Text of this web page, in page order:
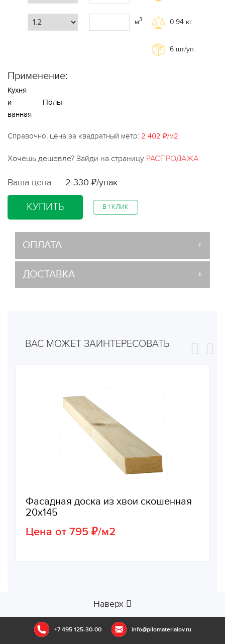
м3 0.94 кг
6 шт/уп.
Применение:
Кухня
и
ванная
Полы
Справочно, цена за квадратный метр: 2 402 ₽/м2
Хочешь дешевле? Зайди на страницу РАСПРОДАЖА
Ваша цена: 2 330 ₽/упак
КУПИТЬ В 1 КЛИК
ОПЛАТА
ДОСТАВКА
ВАС МОЖЕТ ЗАИНТЕРЕСОВАТЬ
Фасадная доска из хвои скошенная
20х145
Цена от 795 ₽/м2
Наверх
+7 495 125-30-00 info@pilomaterialov.ru